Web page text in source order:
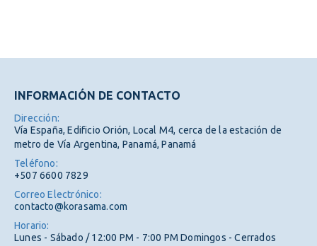
INFORMACIÓN DE CONTACTO
Dirección:
Vía España, Edificio Orión, Local M4, cerca de la estación de
metro de Vía Argentina, Panamá, Panamá
Teléfono:
+507 6600 7829
Correo Electrónico:
contacto@korasama.com
Horario:
Lunes - Sábado / 12:00 PM - 7:00 PM Domingos - Cerrados